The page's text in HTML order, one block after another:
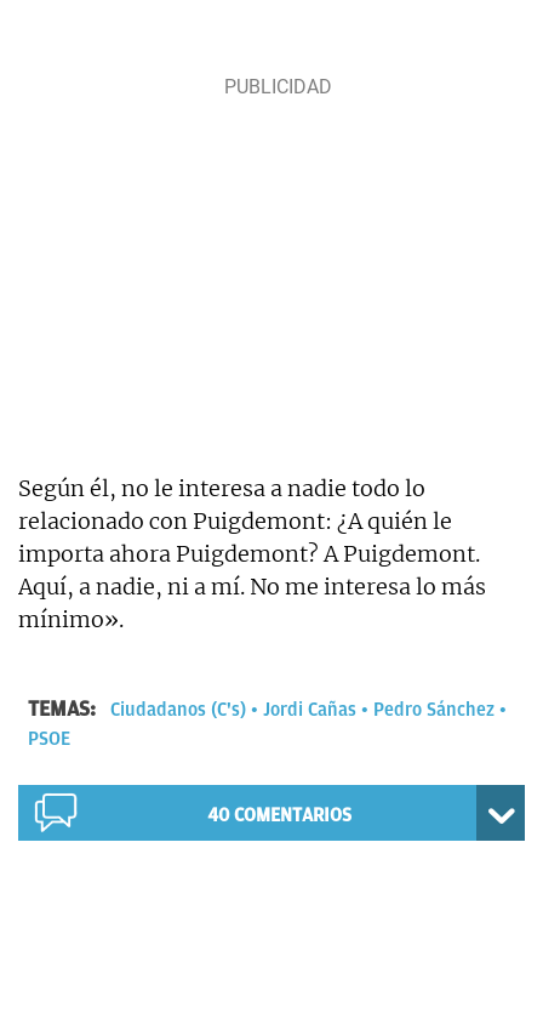
Según él, no le interesa a nadie todo lo
relacionado con Puigdemont: ¿A quién le
importa ahora Puigdemont? A Puigdemont.
Aquí, a nadie, ni a mí. No me interesa lo más
mínimo».
TEMAS: Ciudadanos (C's) Jordi Cañas
Pedro Sánchez
PSOE
40COMENTARIOS